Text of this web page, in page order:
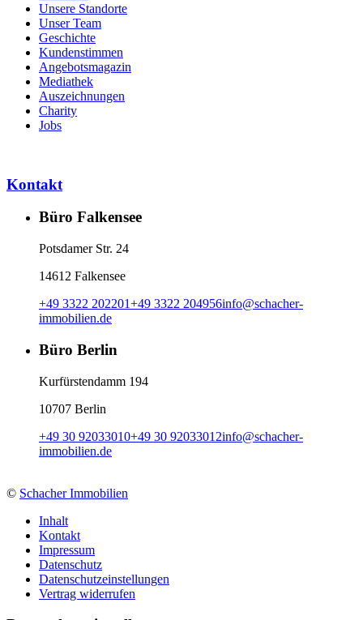
Unsere Standorte
Unser Team
Geschichte
Kundenstimmen
Angebotsmagazin
Mediathek
Auszeichnungen
Charity
Jobs
Kontakt
Büro Falkensee
Potsdamer Str. 24
14612 Falkensee
+49 3322 202201+49 3322 204956info@schacher-
immobilien.de
Büro Berlin
Kurfürstendamm 194
10707 Berlin
+49 30 92033010+49 30 92033012info@schacher-
immobilien.de
© Schacher Immobilien
Inhalt
Kontakt
Impressum
Datenschutz
Datenschutzeinstellungen
Vertrag widerrufen